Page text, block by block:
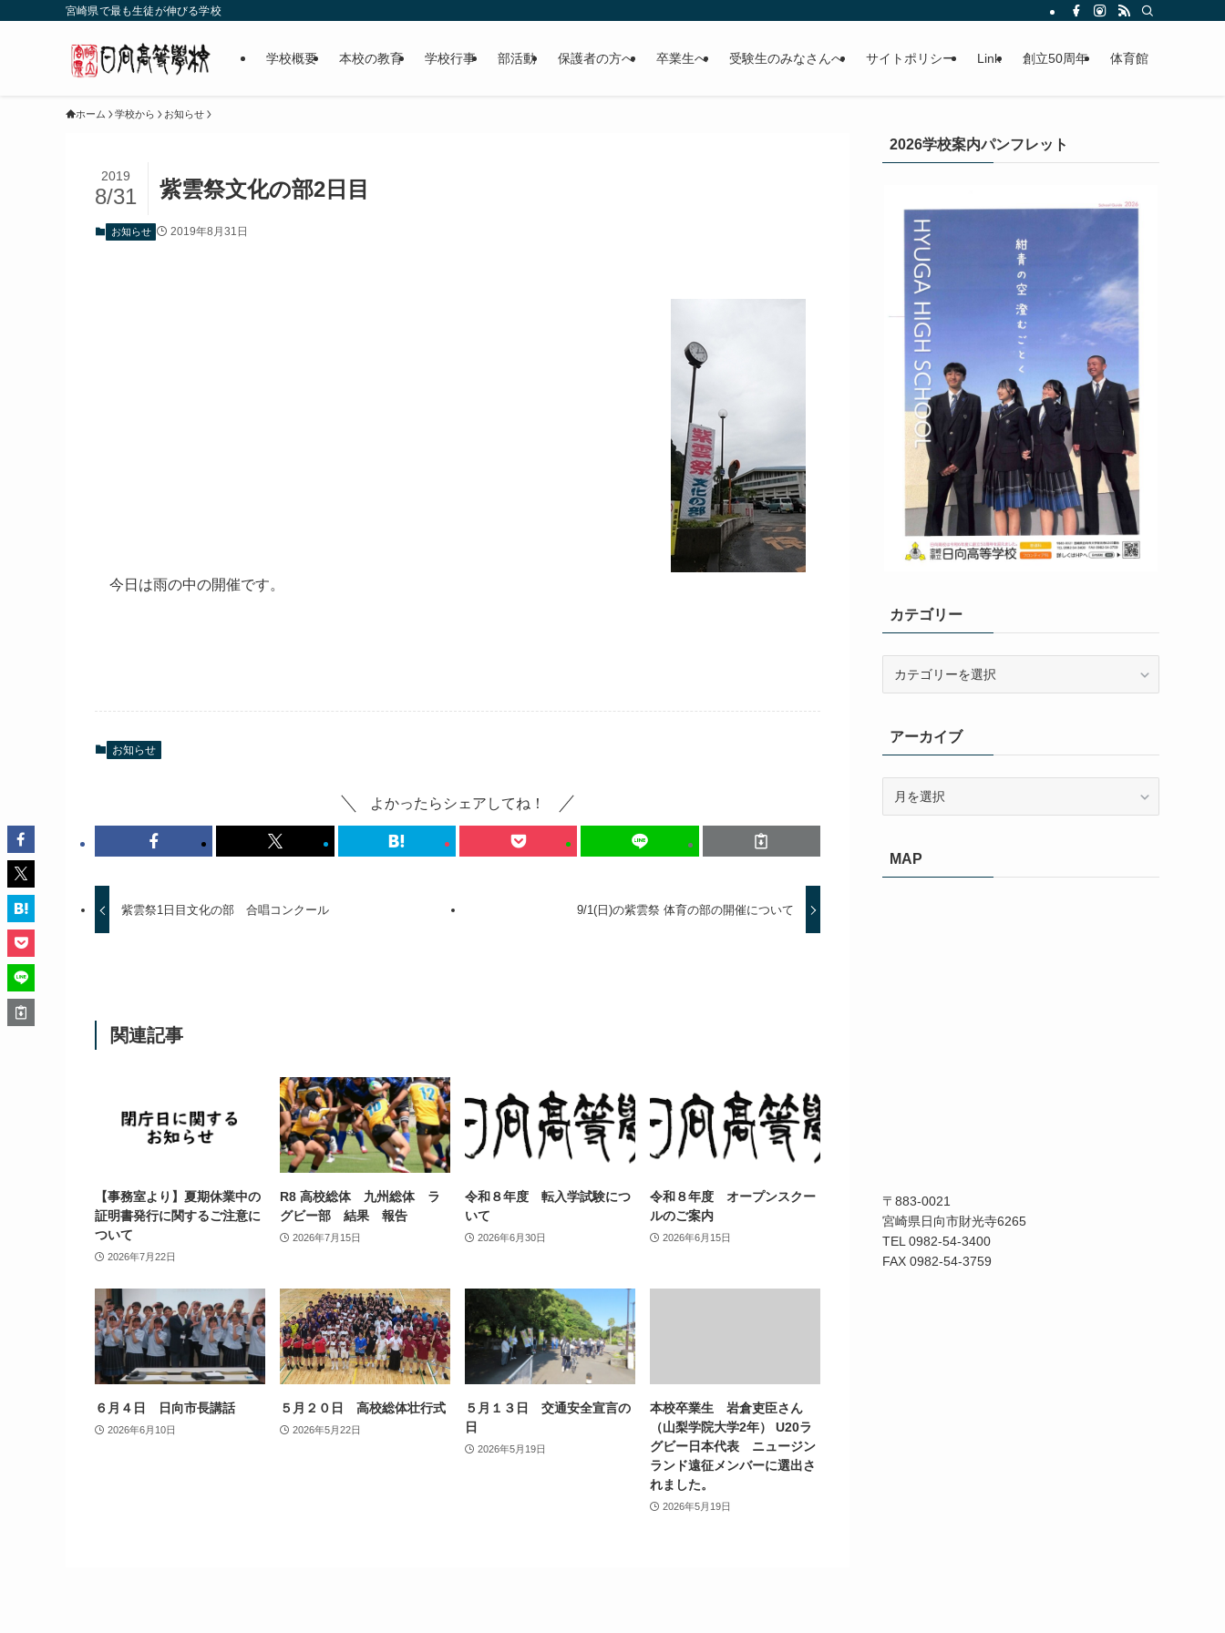
宮崎県で最も生徒が伸びる学校
学校概要 本校の教育 学校行事 部活動 保護者の方へ 卒業生へ 受験生のみなさんへ サイトポリシー Link 創立50周年 体育館
ホーム 学校から お知らせ
紫雲祭文化の部2日目
2019
8/31
お知らせ 2019年8月31日
今日は雨の中の開催です。
お知らせ
よかったらシェアしてね！
紫雲祭1日目文化の部 合唱コンクール 9/1(日)の紫雲祭 体育の部の開催について
関連記事
【事務室より】夏期休業中の
証明書発行に関するご注意に
ついて
2026年7月22日
R8 高校総体 九州総体 ラ
グビー部 結果 報告
2026年7月15日
令和８年度 転入学試験につ
いて
2026年6月30日
令和８年度 オープンスクー
ルのご案内
2026年6月15日
６月４日 日向市長講話
2026年6月10日
５月２０日 高校総体壮行式
2026年5月22日
５月１３日 交通安全宣言の
日
2026年5月19日
本校卒業生 岩倉吏臣さん
（山梨学院大学2年） U20ラ
グビー日本代表 ニュージン
ランド遠征メンバーに選出さ
れました。
2026年5月19日
2026学校案内パンフレット
カテゴリー
ーアーカイブ
ブMAP
〒883-0021
宮崎県日向市財光寺6265
TEL 0982-54-3400
FAX 0982-54-3759